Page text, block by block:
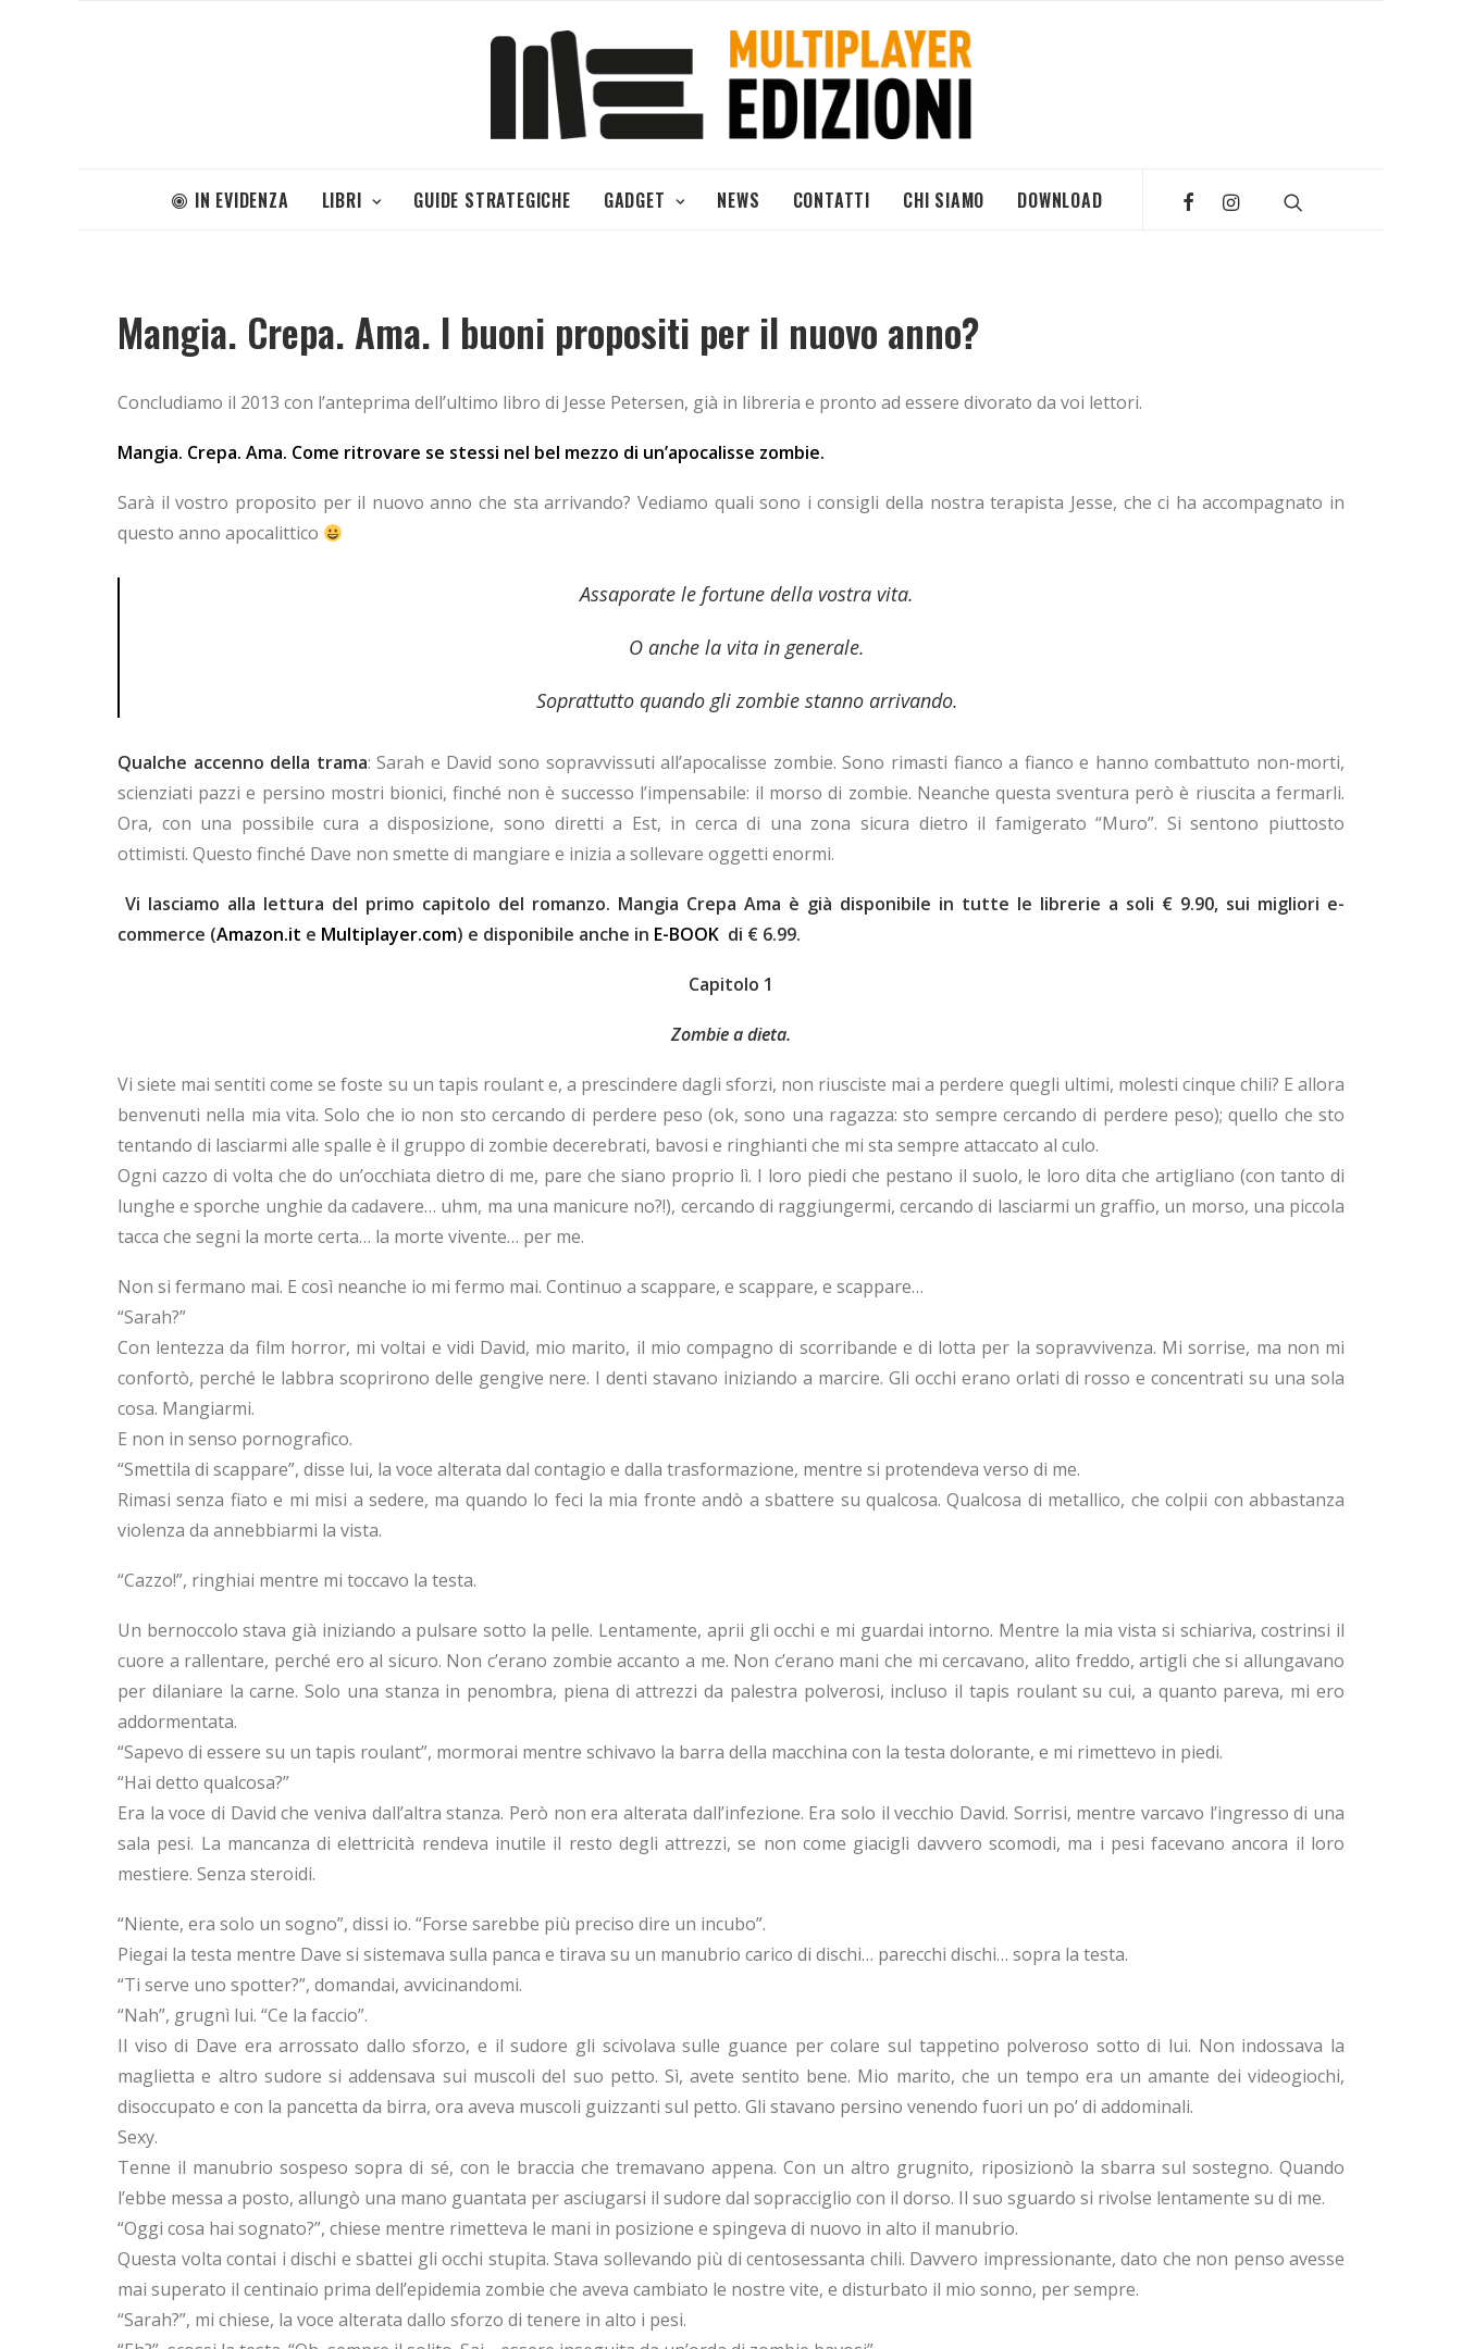
IN EVIDENZA LIBRI GUIDE STRATEGICHE GADGET NEWS CONTATTI CHI SIAMO DOWNLOAD
Mangia. Crepa. Ama. I buoni propositi per il nuovo anno?
Concludiamo il 2013 con l’anteprima dell’ultimo libro di Jesse Petersen, già in libreria e pronto ad essere divorato da voi lettori.
Mangia. Crepa. Ama. Come ritrovare se stessi nel bel mezzo di un’apocalisse zombie.
Sarà il vostro proposito per il nuovo anno che sta arrivando? Vediamo quali sono i consigli della nostra terapista Jesse, che ci ha accompagnato in
questo anno apocalittico
Assaporate le fortune della vostra vita.
O anche la vita in generale.
Soprattutto quando gli zombie stanno arrivando.
Qualche accenno della trama: Sarah e David sono sopravvissuti all’apocalisse zombie. Sono rimasti fianco a fianco e hanno combattuto non-morti,
scienziati pazzi e persino mostri bionici, finché non è successo l’impensabile: il morso di zombie. Neanche questa sventura però è riuscita a fermarli.
Ora, con una possibile cura a disposizione, sono diretti a Est, in cerca di una zona sicura dietro il famigerato “Muro”. Si sentono piuttosto
ottimisti. Questo finché Dave non smette di mangiare e inizia a sollevare oggetti enormi.
Vi lasciamo alla lettura del primo capitolo del romanzo. Mangia Crepa Ama è già disponibile in tutte le librerie a soli € 9.90, sui migliori e-
commerce (Amazon.it e Multiplayer.com) e disponibile anche in E-BOOK di € 6.99.
Capitolo 1
Zombie a dieta.
Vi siete mai sentiti come se foste su un tapis roulant e, a prescindere dagli sforzi, non riusciste mai a perdere quegli ultimi, molesti cinque chili? E allora
benvenuti nella mia vita. Solo che io non sto cercando di perdere peso (ok, sono una ragazza: sto sempre cercando di perdere peso); quello che sto
tentando di lasciarmi alle spalle è il gruppo di zombie decerebrati, bavosi e ringhianti che mi sta sempre attaccato al culo.
Ogni cazzo di volta che do un’occhiata dietro di me, pare che siano proprio lì. I loro piedi che pestano il suolo, le loro dita che artigliano (con tanto di
lunghe e sporche unghie da cadavere… uhm, ma una manicure no?!), cercando di raggiungermi, cercando di lasciarmi un graffio, un morso, una piccola
tacca che segni la morte certa… la morte vivente… per me.
Non si fermano mai. E così neanche io mi fermo mai. Continuo a scappare, e scappare, e scappare…
“Sarah?”
Con lentezza da film horror, mi voltai e vidi David, mio marito, il mio compagno di scorribande e di lotta per la sopravvivenza. Mi sorrise, ma non mi
confortò, perché le labbra scoprirono delle gengive nere. I denti stavano iniziando a marcire. Gli occhi erano orlati di rosso e concentrati su una sola
cosa. Mangiarmi.
E non in senso pornografico.
“Smettila di scappare”, disse lui, la voce alterata dal contagio e dalla trasformazione, mentre si protendeva verso di me.
Rimasi senza fiato e mi misi a sedere, ma quando lo feci la mia fronte andò a sbattere su qualcosa. Qualcosa di metallico, che colpii con abbastanza
violenza da annebbiarmi la vista.
“Cazzo!”, ringhiai mentre mi toccavo la testa.
Un bernoccolo stava già iniziando a pulsare sotto la pelle. Lentamente, aprii gli occhi e mi guardai intorno. Mentre la mia vista si schiariva, costrinsi il
cuore a rallentare, perché ero al sicuro. Non c’erano zombie accanto a me. Non c’erano mani che mi cercavano, alito freddo, artigli che si allungavano
per dilaniare la carne. Solo una stanza in penombra, piena di attrezzi da palestra polverosi, incluso il tapis roulant su cui, a quanto pareva, mi ero
addormentata.
“Sapevo di essere su un tapis roulant”, mormorai mentre schivavo la barra della macchina con la testa dolorante, e mi rimettevo in piedi.
“Hai detto qualcosa?”
Era la voce di David che veniva dall’altra stanza. Però non era alterata dall’infezione. Era solo il vecchio David. Sorrisi, mentre varcavo l’ingresso di una
sala pesi. La mancanza di elettricità rendeva inutile il resto degli attrezzi, se non come giacigli davvero scomodi, ma i pesi facevano ancora il loro
mestiere. Senza steroidi.
“Niente, era solo un sogno”, dissi io. “Forse sarebbe più preciso dire un incubo”.
Piegai la testa mentre Dave si sistemava sulla panca e tirava su un manubrio carico di dischi… parecchi dischi… sopra la testa.
“Ti serve uno spotter?”, domandai, avvicinandomi.
“Nah”, grugnì lui. “Ce la faccio”.
Il viso di Dave era arrossato dallo sforzo, e il sudore gli scivolava sulle guance per colare sul tappetino polveroso sotto di lui. Non indossava la
maglietta e altro sudore si addensava sui muscoli del suo petto. Sì, avete sentito bene. Mio marito, che un tempo era un amante dei videogiochi,
disoccupato e con la pancetta da birra, ora aveva muscoli guizzanti sul petto. Gli stavano persino venendo fuori un po’ di addominali.
Sexy.
Tenne il manubrio sospeso sopra di sé, con le braccia che tremavano appena. Con un altro grugnito, riposizionò la sbarra sul sostegno. Quando
l’ebbe messa a posto, allungò una mano guantata per asciugarsi il sudore dal sopracciglio con il dorso. Il suo sguardo si rivolse lentamente su di me.
“Oggi cosa hai sognato?”, chiese mentre rimetteva le mani in posizione e spingeva di nuovo in alto il manubrio.
Questa volta contai i dischi e sbattei gli occhi stupita. Stava sollevando più di centosessanta chili. Davvero impressionante, dato che non penso avesse
mai superato il centinaio prima dell’epidemia zombie che aveva cambiato le nostre vite, e disturbato il mio sonno, per sempre.
“Sarah?”, mi chiese, la voce alterata dallo sforzo di tenere in alto i pesi.